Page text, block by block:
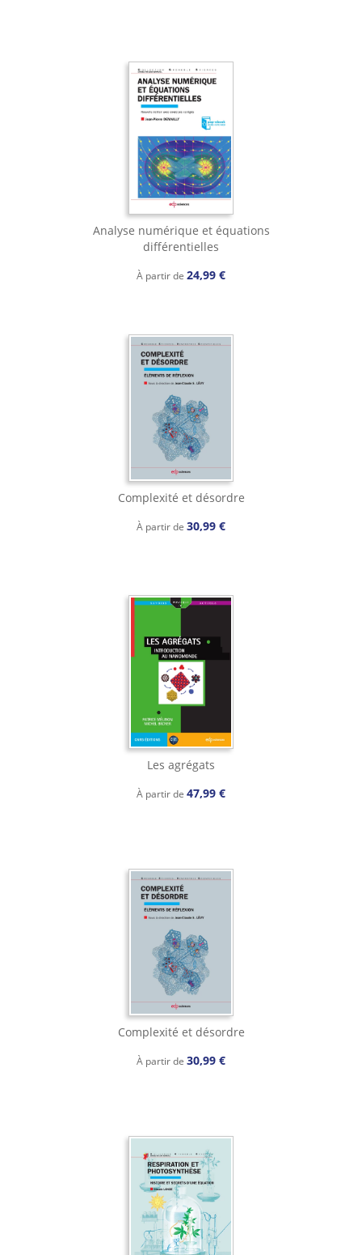
Analyse numérique et équations
différentielles
À partir de 24,99 €
Complexité et désordre
À partir de 30,99 €
Les agrégats
À partir de 47,99 €
Complexité et désordre
À partir de 30,99 €